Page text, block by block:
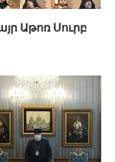
Աթոռ Սուրբ